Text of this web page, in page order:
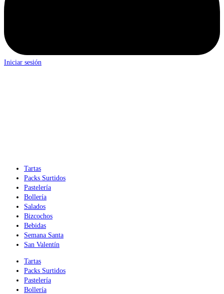
Iniciar sesión
Tartas
Packs Surtidos
Pastelería
Bollería
Salados
Bizcochos
Bebidas
Semana Santa
San Valentín
Tartas
Packs Surtidos
Pastelería
Bollería